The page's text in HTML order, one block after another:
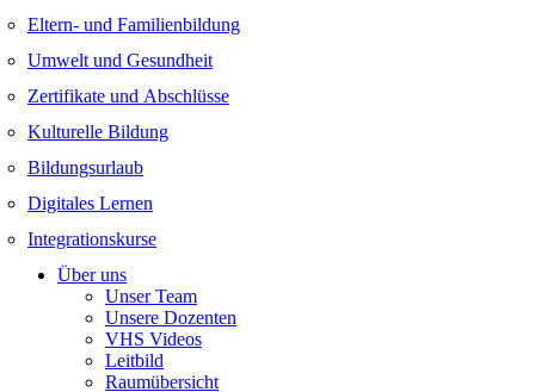
Eltern- und Familienbildung
Umwelt und Gesundheit
Zertifikate und Abschlüsse
Kulturelle Bildung
Bildungsurlaub
Digitales Lernen
Integrationskurse
Über uns
Unser Team
Unsere Dozenten
VHS Videos
Leitbild
Raumübersicht